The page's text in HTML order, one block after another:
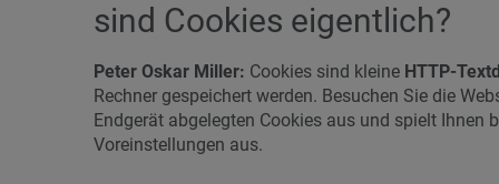
sind Cookies eigentlich?
Peter Oskar Miller: Cookies sind kleine HTTP-
Rechner gespeichert werden. Besuchen Sie die
Endgerät abgelegten Cookies aus und spielt Ihnen
Voreinstellungen aus.